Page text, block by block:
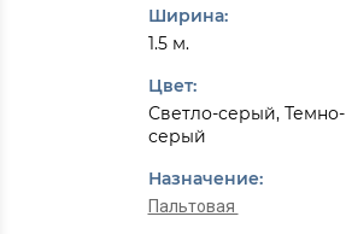
Ширина:
1.5 м.
Цвет:
Светло-серый, Темно-
серый
Назначение:
Пальтовая